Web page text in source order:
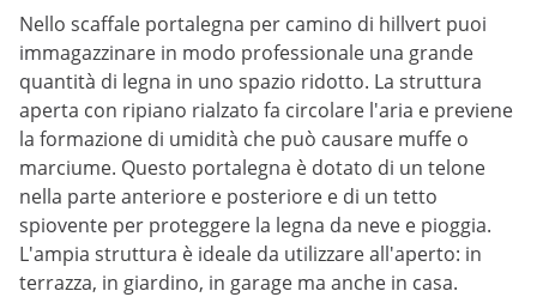
Nello scaffale portalegna per camino di hillvert puoi
immagazzinare in modo professionale una grande
quantità di legna in uno spazio ridotto. La struttura
aperta con ripiano rialzato fa circolare l'aria e previene
la formazione di umidità che può causare muffe o
marciume. Questo portalegna è dotato di un telone
nella parte anteriore e posteriore e di un tetto
spiovente per proteggere la legna da neve e pioggia.
L'ampia struttura è ideale da utilizzare all'aperto: in
terrazza, in giardino, in garage ma anche in casa.